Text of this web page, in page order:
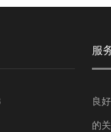
服
良
的